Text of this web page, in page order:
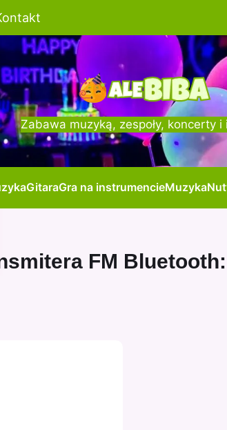
Zabawa muzyką, zespoły, koncerty i
GitaraGra na instrumencieMuzyka
FM Bluetooth: